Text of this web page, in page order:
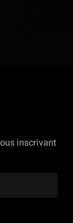
inscrivant